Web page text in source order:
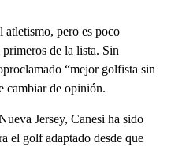
pero es poco
de la lista. Sin
“mejor golfista sin
cambiar de opinión.
Jersey, Canesi ha sido
el golf adaptado desde que